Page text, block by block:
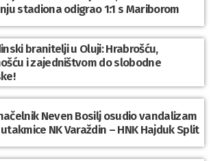
stadiona odigrao 1:1 s Mariborom
branitelji u Oluji: Hrabrošću,
i zajedništvom do slobodne
Neven Bosilj osudio vandalizam
NK Varaždin – HNK Hajduk Split